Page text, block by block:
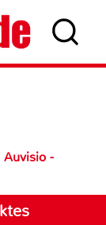
Auvisio -